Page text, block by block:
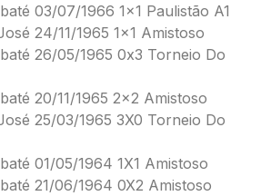
03/07/1966 1×1 Paulistão A1
24/11/1965 1×1 Amistoso
26/05/1965 0x3 Torneio Do
20/11/1965 2×2 Amistoso
25/03/1965 3X0 Torneio Do
01/05/1964 1X1 Amistoso
21/06/1964 0X2 Amistoso